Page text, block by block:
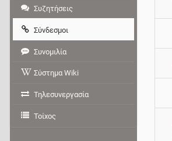
Συζητήσεις
Σύνδεσμοι
Συνομιλία
Σύστημα Wiki
Τηλεσυνεργασία
Τοίχος